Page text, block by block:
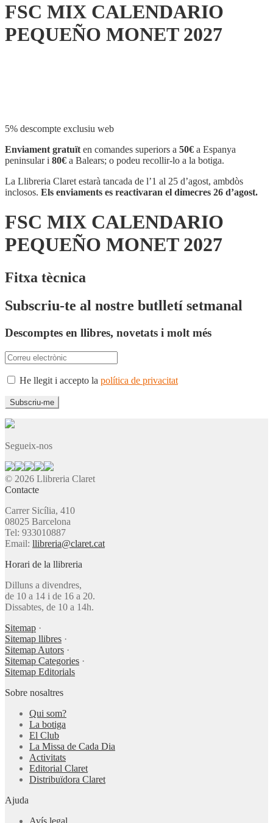
FSC MIX CALENDARIO
PEQUEÑO MONET 2027
5% descompte exclusiu web
Enviament gratuït en comandes superiors a 50€ a Espanya
peninsular i 80€ a Balears; o podeu recollir-lo a la botiga.
La Llibreria Claret estarà tancada de l’1 al 25 d’agost, ambdòs
inclosos. Els enviaments es reactivaran el dimecres 26 d’agost.
FSC MIX CALENDARIO
PEQUEÑO MONET 2027
Fitxa tècnica
Subscriu-te al nostre butlletí setmanal
Descomptes en llibres, novetats i molt més
He llegit i accepto la política de privacitat
Segueix-nos
© 2026 Llibreria Claret
Contacte
Carrer Sicília, 410
08025 Barcelona
Tel: 933010887
Email: llibreria@claret.cat
Horari de la llibreria
Dilluns a divendres,
de 10 a 14 i de 16 a 20.
Dissabtes, de 10 a 14h.
Sitemap ·
Sitemap llibres ·
Sitemap Autors ·
Sitemap Categories ·
Sitemap Editorials
Sobre nosaltres
Qui som?
La botiga
El Club
La Missa de Cada Dia
Activitats
Editorial Claret
Distribuïdora Claret
Ajuda
Avís legal